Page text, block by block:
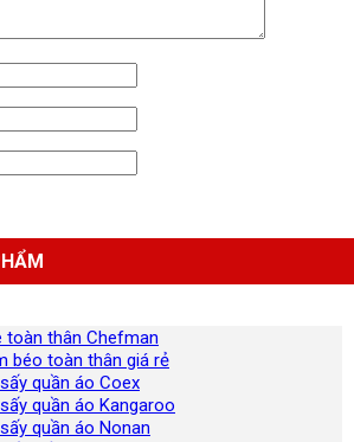
toàn thân Chefman
béo toàn thân giá rẻ
quần áo Coex
quần áo Kangaroo
quần áo Nonan